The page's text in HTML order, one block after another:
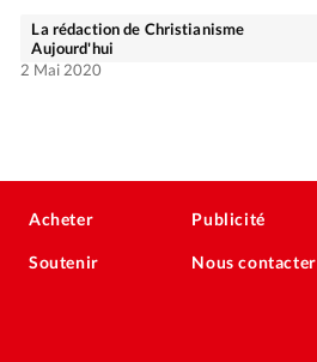
La rédaction de Christianisme
Aujourd'hui
2 Mai 2020
Acheter
Soutenir
Publicité
Nous contacter